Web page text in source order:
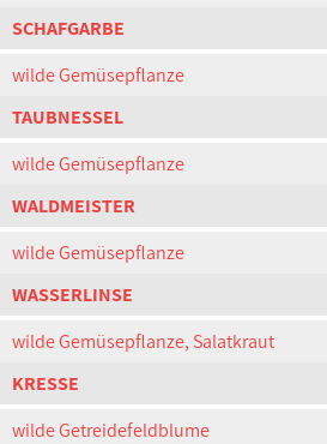
SCHAFGARBE
wilde Gemüsepflanze
TAUBNESSEL
wilde Gemüsepflanze
WALDMEISTER
wilde Gemüsepflanze
WASSERLINSE
wilde Gemüsepflanze, Salatkraut
KRESSE
wilde Getreidefeldblume